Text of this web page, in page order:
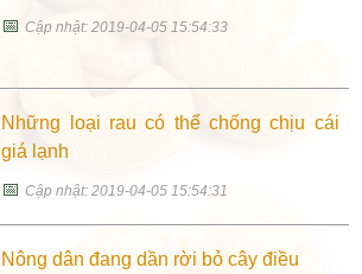
📅Cập nhật: 2019-04-05 15:54:33
Những loại rau có thể chống chịu cái
giá lạnh
📅Cập nhật: 2019-04-05 15:54:31
Nông dân đang dần rời bỏ cây điều